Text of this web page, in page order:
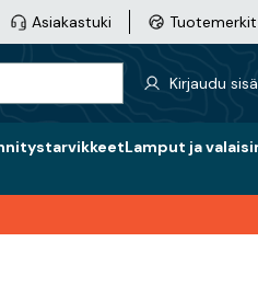
Asiakastuki Tuotemerkit
Kirjaudu
Lamput ja